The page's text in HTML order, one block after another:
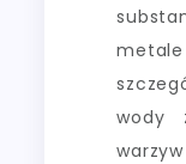
wody